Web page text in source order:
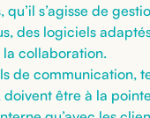
s’agisse de
des logiciels
collaboration.
de communication,
être à la